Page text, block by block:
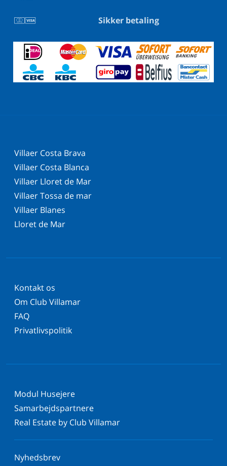
Sikker betaling
Villaer Costa Brava
Villaer Costa Blanca
Villaer Lloret de Mar
Villaer Tossa de mar
Villaer Blanes
Lloret de Mar
Kontakt os
Om Club Villamar
FAQ
Privatlivspolitik
Modul Husejere
Samarbejdspartnere
Real Estate by Club Villamar
Nyhedsbrev